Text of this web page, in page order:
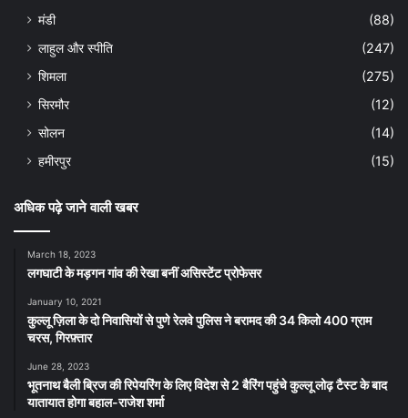
मंडी
(88)
लाहुल और स्पीति
(247)
शिमला
(275)
सिरमौर
(12)
सोलन
(14)
हमीरपुर
(15)
अधिक पढ़े जाने वाली खबर
March 18, 2023
लगघाटी के मड़गन गांव की रेखा बनीं असिस्टेंट प्रोफेसर
January 10, 2021
कुल्लू ज़िला के दो निवासियों से पुणे रेलवे पुलिस ने बरामद की 34 किलो 400 ग्राम
चरस, गिरफ़्तार
June 28, 2023
भूतनाथ बैली ब्रिज की रिपेयरिंग के लिए विदेश से 2 बैरिंग पहुंचे कुल्लू लोढ़ टैस्ट के बाद
यातायात होगा बहाल-राजेश शर्मा